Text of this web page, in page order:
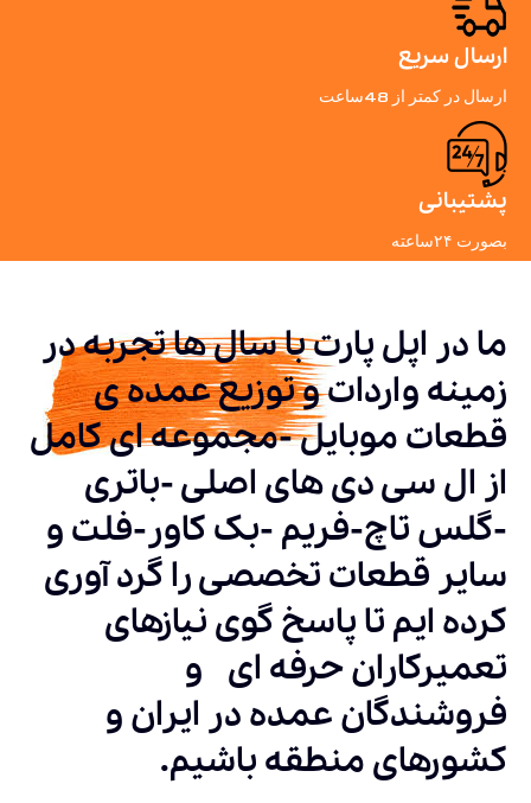
ارسال سریع
ارسال در کمتر از 48ساعت
پشتیبانی
بصورت ۲۴ساعته
ما در اپل پارت با سال ها تجربه در
زمینه واردات و توزیع عمده ی
قطعات موبایل -مجموعه ای کامل
از ال سی دی های اصلی -باتری
-گلس تاچ-فریم -بک کاور-فلت و
سایر قطعات تخصصی را گرد آوری
کرده ایم تا پاسخ گوی نیازهای
تعمیرکاران حرفه ای و
فروشندگان عمده در ایران و
کشورهای منطقه باشیم.